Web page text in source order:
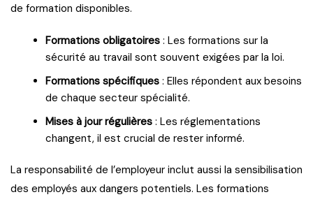
de formation disponibles.
Formations obligatoires : Les formations sur la
sécurité au travail sont souvent exigées par la loi.
Formations spécifiques : Elles répondent aux besoins
de chaque secteur spécialité.
Mises à jour régulières : Les réglementations
changent, il est crucial de rester informé.
La responsabilité de l’employeur inclut aussi la sensibilisation
des employés aux dangers potentiels. Les formations